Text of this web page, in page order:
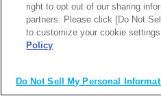
す。マイナビパートナー
障がい当事者と企業の橋
会に貢献していきます。
right to opt out of our sharing
partners. Please click [Do Not
to customize your cookie
Policy
Do Not Sell My Personal